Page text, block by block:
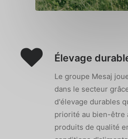
Élevage
Le groupe Mesaj
dans le secteur
d'élevage durables
priorité au bien-être
produits de qualité